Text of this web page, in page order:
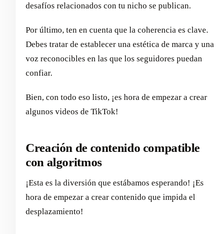
desafíos relacionados con tu nicho se publican.
Por último, ten en cuenta que la coherencia es clave.
Debes tratar de establecer una estética de marca y una
voz reconocibles en las que los seguidores puedan
confiar.
Bien, con todo eso listo, ¡es hora de empezar a crear
algunos videos de TikTok!
Creación de contenido compatible
con algoritmos
¡Esta es la diversión que estábamos esperando! ¡Es
hora de empezar a crear contenido que impida el
desplazamiento!